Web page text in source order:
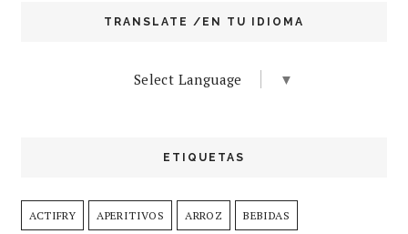
TRANSLATE /EN TU IDIOMA
Select Language ▼
ETIQUETAS
ACTIFRY APERITIVOS ARROZ BEBIDAS